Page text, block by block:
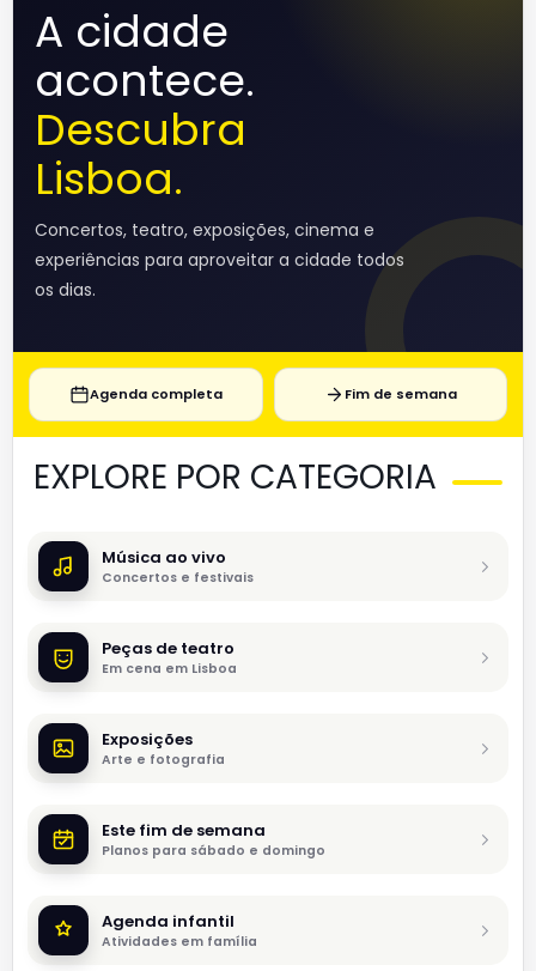
A cidade
acontece.
Descubra
Lisboa.
Concertos, teatro, exposições, cinema e
experiências para aproveitar a cidade todos
os dias.
Agenda completa Fim de semana
EXPLORE POR CATEGORIA
Música ao vivo
Concertos e festivais
Peças de teatro
Em cena em Lisboa
Exposições
Arte e fotografia
Este fim de semana
Planos para sábado e domingo
Agenda infantil
Atividades em família